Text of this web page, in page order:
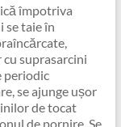
împotriva
se taie în
suprasarcini
periodic
se ajunge ușor
de tocat
de pornire. Se